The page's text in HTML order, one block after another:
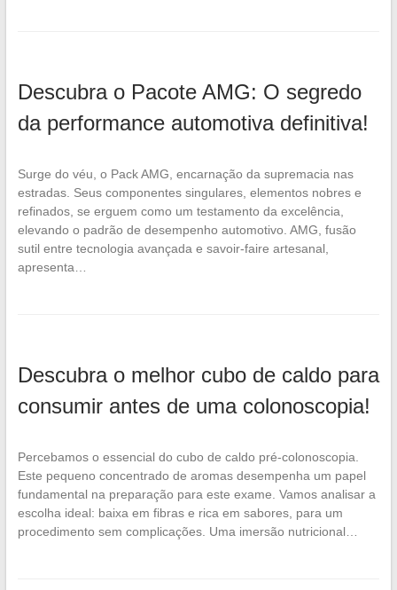
Descubra o Pacote AMG: O segredo
da performance automotiva definitiva!
Surge do véu, o Pack AMG, encarnação da supremacia nas
estradas. Seus componentes singulares, elementos nobres e
refinados, se erguem como um testamento da excelência,
elevando o padrão de desempenho automotivo. AMG, fusão
sutil entre tecnologia avançada e savoir-faire artesanal,
apresenta…
Descubra o melhor cubo de caldo para
consumir antes de uma colonoscopia!
Percebamos o essencial do cubo de caldo pré-colonoscopia.
Este pequeno concentrado de aromas desempenha um papel
fundamental na preparação para este exame. Vamos analisar a
escolha ideal: baixa em fibras e rica em sabores, para um
procedimento sem complicações. Uma imersão nutricional…